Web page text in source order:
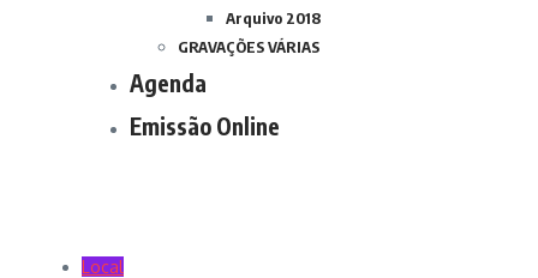
Arquivo 2018
GRAVAÇÕES VÁRIAS
Agenda
Emissão Online
Local